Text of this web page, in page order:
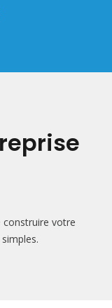
construire votre